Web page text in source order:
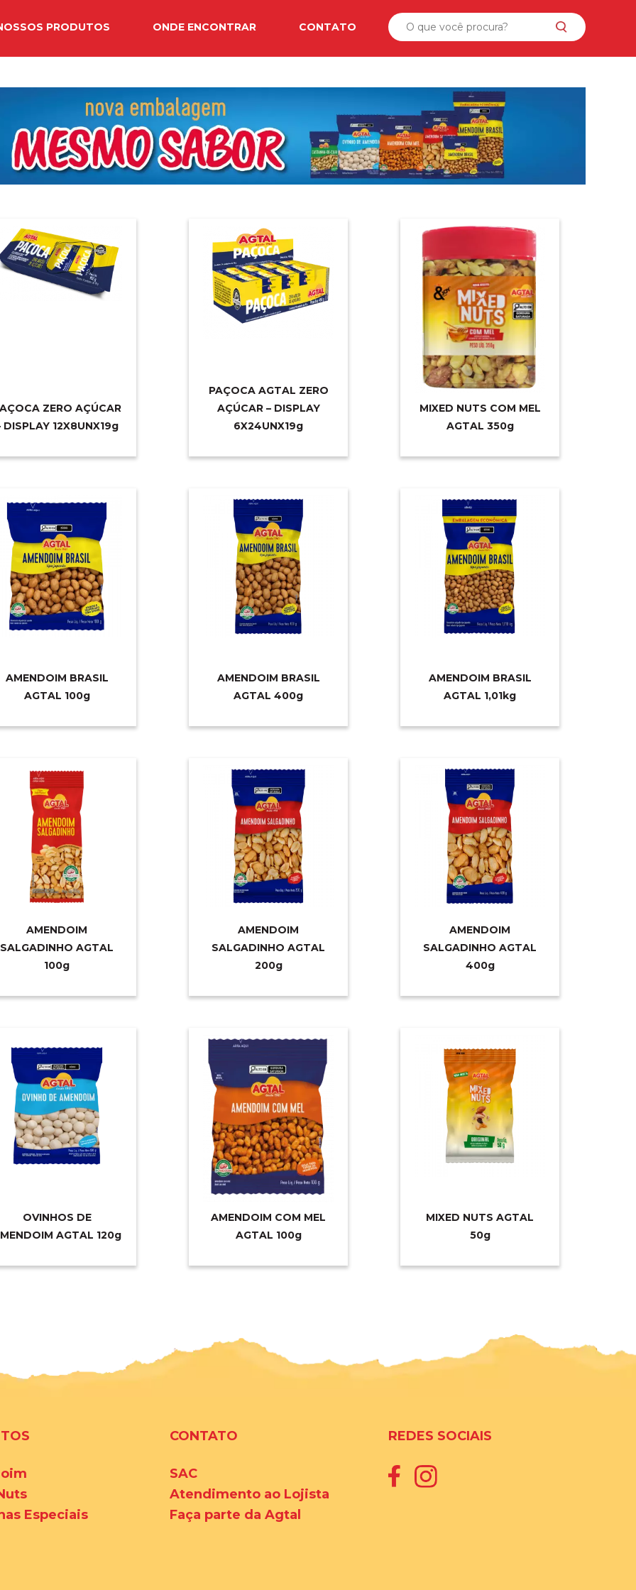
PRODUTOS ONDE ENCONTRAR CONTATO
ZERO AÇÚCAR
DISPLAY 12X8UNX19g
PAÇOCA AGTAL ZERO
AÇÚCAR – DISPLAY
6X24UNX19g
MIXED NUTS COM MEL
AGTAL 350g
AMENDOIM BRASIL
AGTAL 100g
AMENDOIM BRASIL
AGTAL 400g
AMENDOIM BRASIL
AGTAL 1,01kg
AMENDOIM
SALGADINHO AGTAL
100g
AMENDOIM
SALGADINHO AGTAL
200g
AMENDOIM
SALGADINHO AGTAL
400g
OVINHOS DE
AGTAL 120g
AMENDOIM COM MEL
AGTAL 100g
MIXED NUTS AGTAL
50g
Especiais
CONTATO
SAC
Atendimento ao Lojista
Faça parte da Agtal
REDES SOCIAIS